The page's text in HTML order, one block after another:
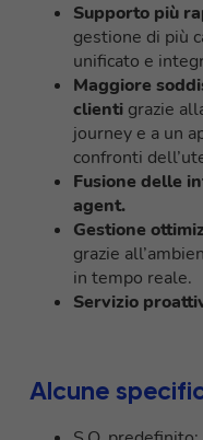
Supporto più
gestione di più
unificato e
Maggiore
clienti grazie
journey e a un
confronti
Fusione delle
agent.
Gestione
grazie
in tempo reale.
Servizio
Alcune